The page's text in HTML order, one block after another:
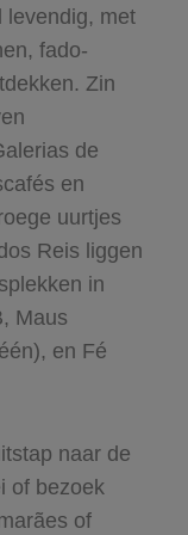
levendig, met
fado-
Zin
de
en
uurtjes
Reis liggen
in
Maus
en Fé
naar de
of bezoek
of